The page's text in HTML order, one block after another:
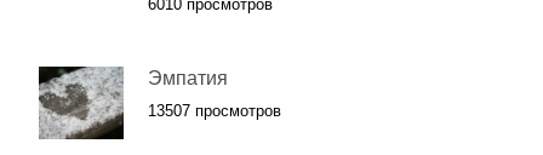
6010 просмотров
Эмпатия
13507 просмотров